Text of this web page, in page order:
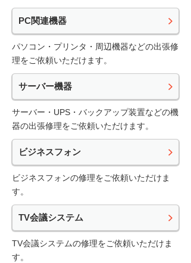
PC関連機器
パソコン・プリンタ・周辺機器などの出張修
理をご依頼いただけます。
サーバー機器
サーバー・UPS・バックアップ装置などの機
器の出張修理をご依頼いただけます。
ビジネスフォン
ビジネスフォンの修理をご依頼いただけま
す。
TV会議システム
TV会議システムの修理をご依頼いただけま
す。